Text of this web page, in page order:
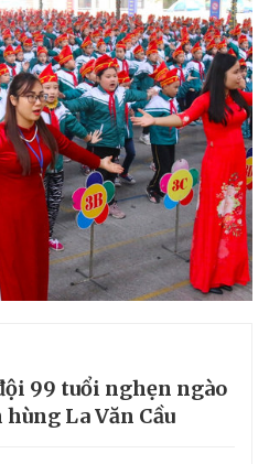
99 tuổi nghẹn ngào
La Văn Cầu